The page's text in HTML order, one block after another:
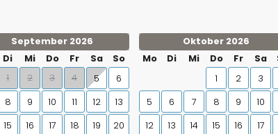
September 2026
Di Mi Do Fr Sa
So
1
2 3 4 5
6
8 9 10 11 12
13
15 16 17 18 19
20
Oktober 2026
Mo
Di Mi Do Fr Sa
1
2 3
5
6 7 8 9 10
12
13 14 15 16 17